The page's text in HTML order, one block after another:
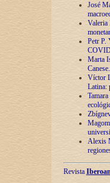
José
Valeria
Petr P.
Marta
Víctor
Latina:
Alexis
Revista